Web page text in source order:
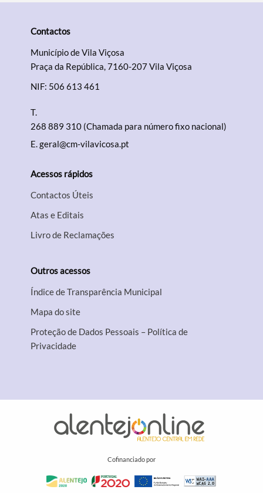
Contactos
Município de Vila Viçosa
Praça da República, 7160-207 Vila Viçosa
NIF: 506 613 461
T.
268 889 310 (Chamada para número fixo nacional)
E.geral@cm-vilavicosa.pt
Acessos rápidos
Contactos Úteis
Atas e Editais
Livro de Reclamações
Outros acessos
Índice de Transparência Municipal
Mapa do site
Proteção de Dados Pessoais – Política de
Privacidade
Cofinanciado por